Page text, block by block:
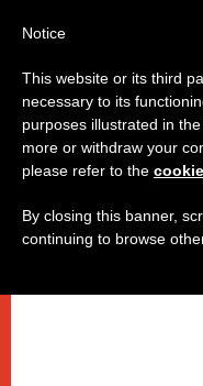
Notice
This website or its third
necessary to its
purposes illustrated in
more or withdraw your
please refer to the
By closing this banner,
continuing to browse